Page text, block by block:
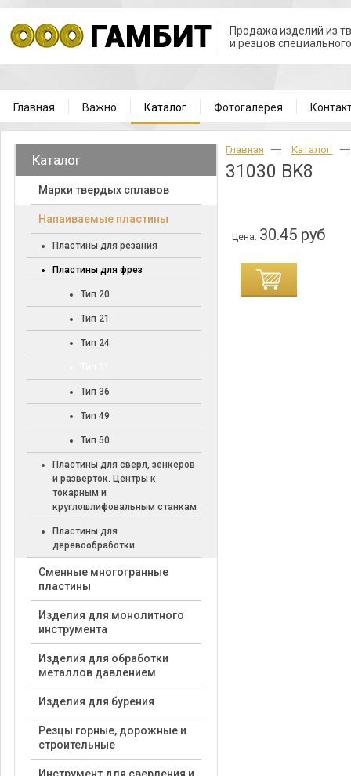
Продажа изделий из
и резцов
Главная Важно Каталог Фотогалерея
Каталог
Марки твердых сплавов
Напаиваемые пластины
Пластины для резания
Пластины для фрез
Тип 20
Тип 21
Тип 24
Тип 36
Тип 49
Тип 50
Пластины для сверл, зенкеров
и разверток. Центры к
токарным и
круглошлифовальным станкам
Пластины для
деревообработки
Cменные многогранные
пластины
Изделия для монолитного
инструмента
Изделия для обработки
металлов давлением
Изделия для бурения
Резцы горные, дорожные и
строительные
Главная Каталог
31030 BK8
Цена: 30.45 руб